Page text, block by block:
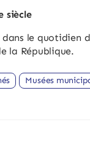
siècle
dans le quotidien
la République.
Musées